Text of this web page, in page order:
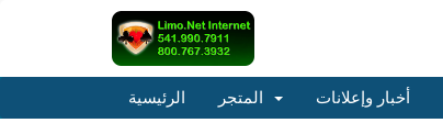
الرئيسية أخبار وإعلانات